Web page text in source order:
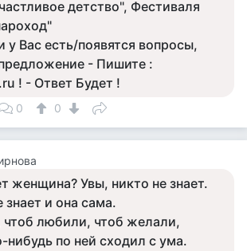
детство", Фестиваля
у Вас есть/появятся вопросы,
- Пишите :
! - Ответ Будет !
0 0
женщина? Увы, никто не знает.
знает и она сама.
чтоб любили, чтоб желали,
нибудь по ней сходил с ума.